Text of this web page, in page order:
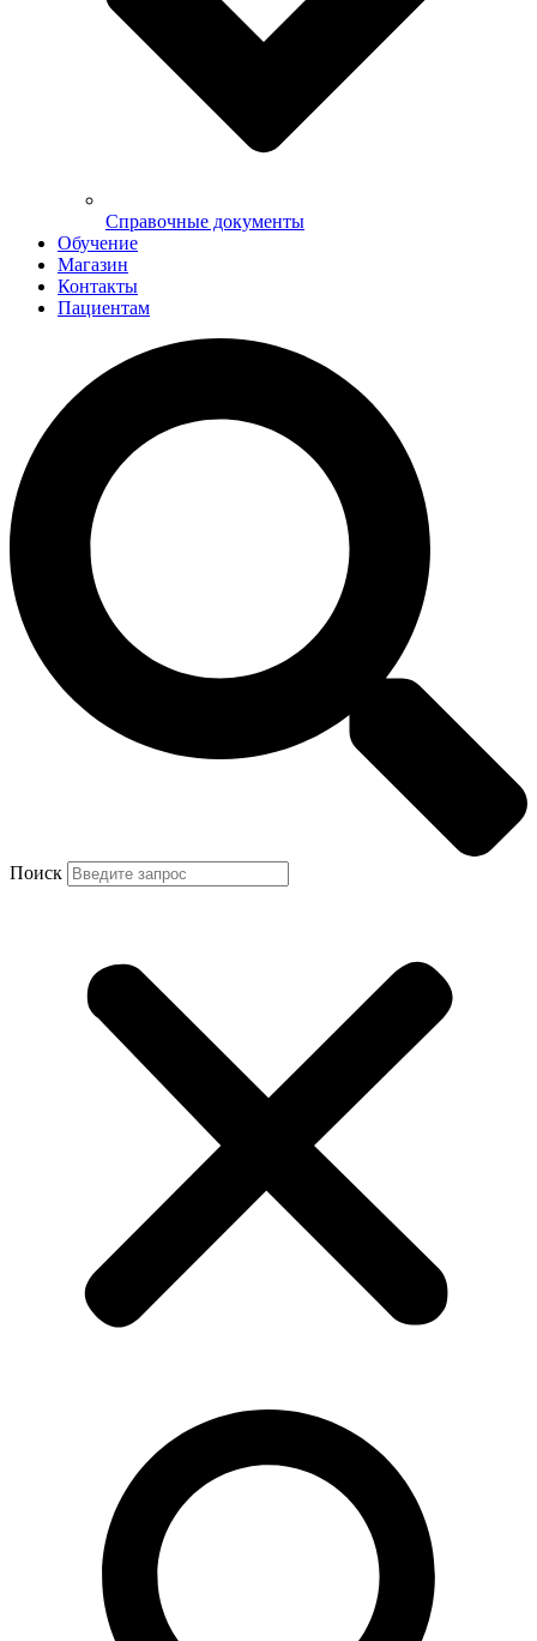
Справочные документы
Обучение
Магазин
Контакты
Пациентам
Поиск